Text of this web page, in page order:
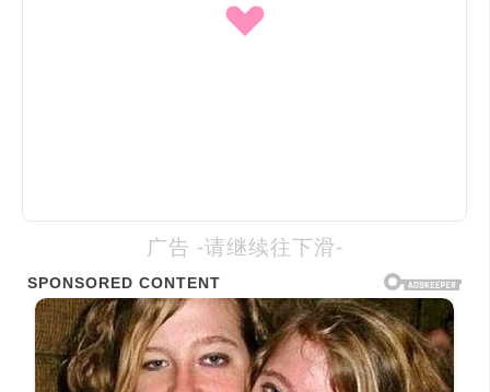
广告 -请继续往下滑-